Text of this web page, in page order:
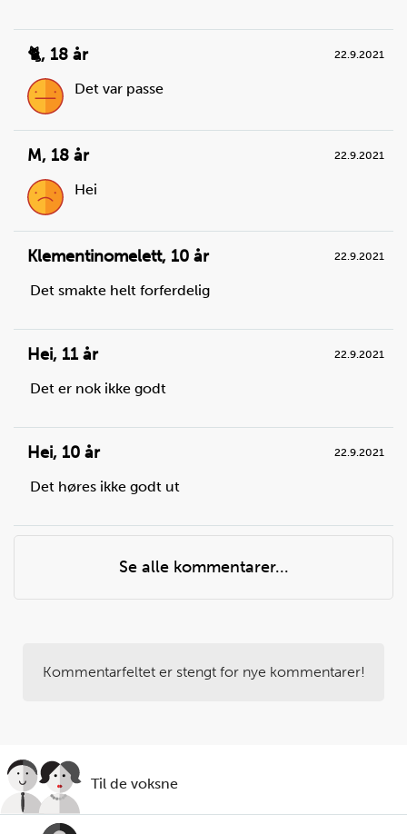
🐈, 18 år 22.9.2021
Det var passe
M, 18 år 22.9.2021
Hei
Klementinomelett, 10 år 22.9.2021
Det smakte helt forferdelig
Hei, 11 år 22.9.2021
Det er nok ikke godt
Hei, 10 år 22.9.2021
Det høres ikke godt ut
Se alle kommentarer...
Kommentarfeltet er stengt for nye kommentarer!
Til de voksne